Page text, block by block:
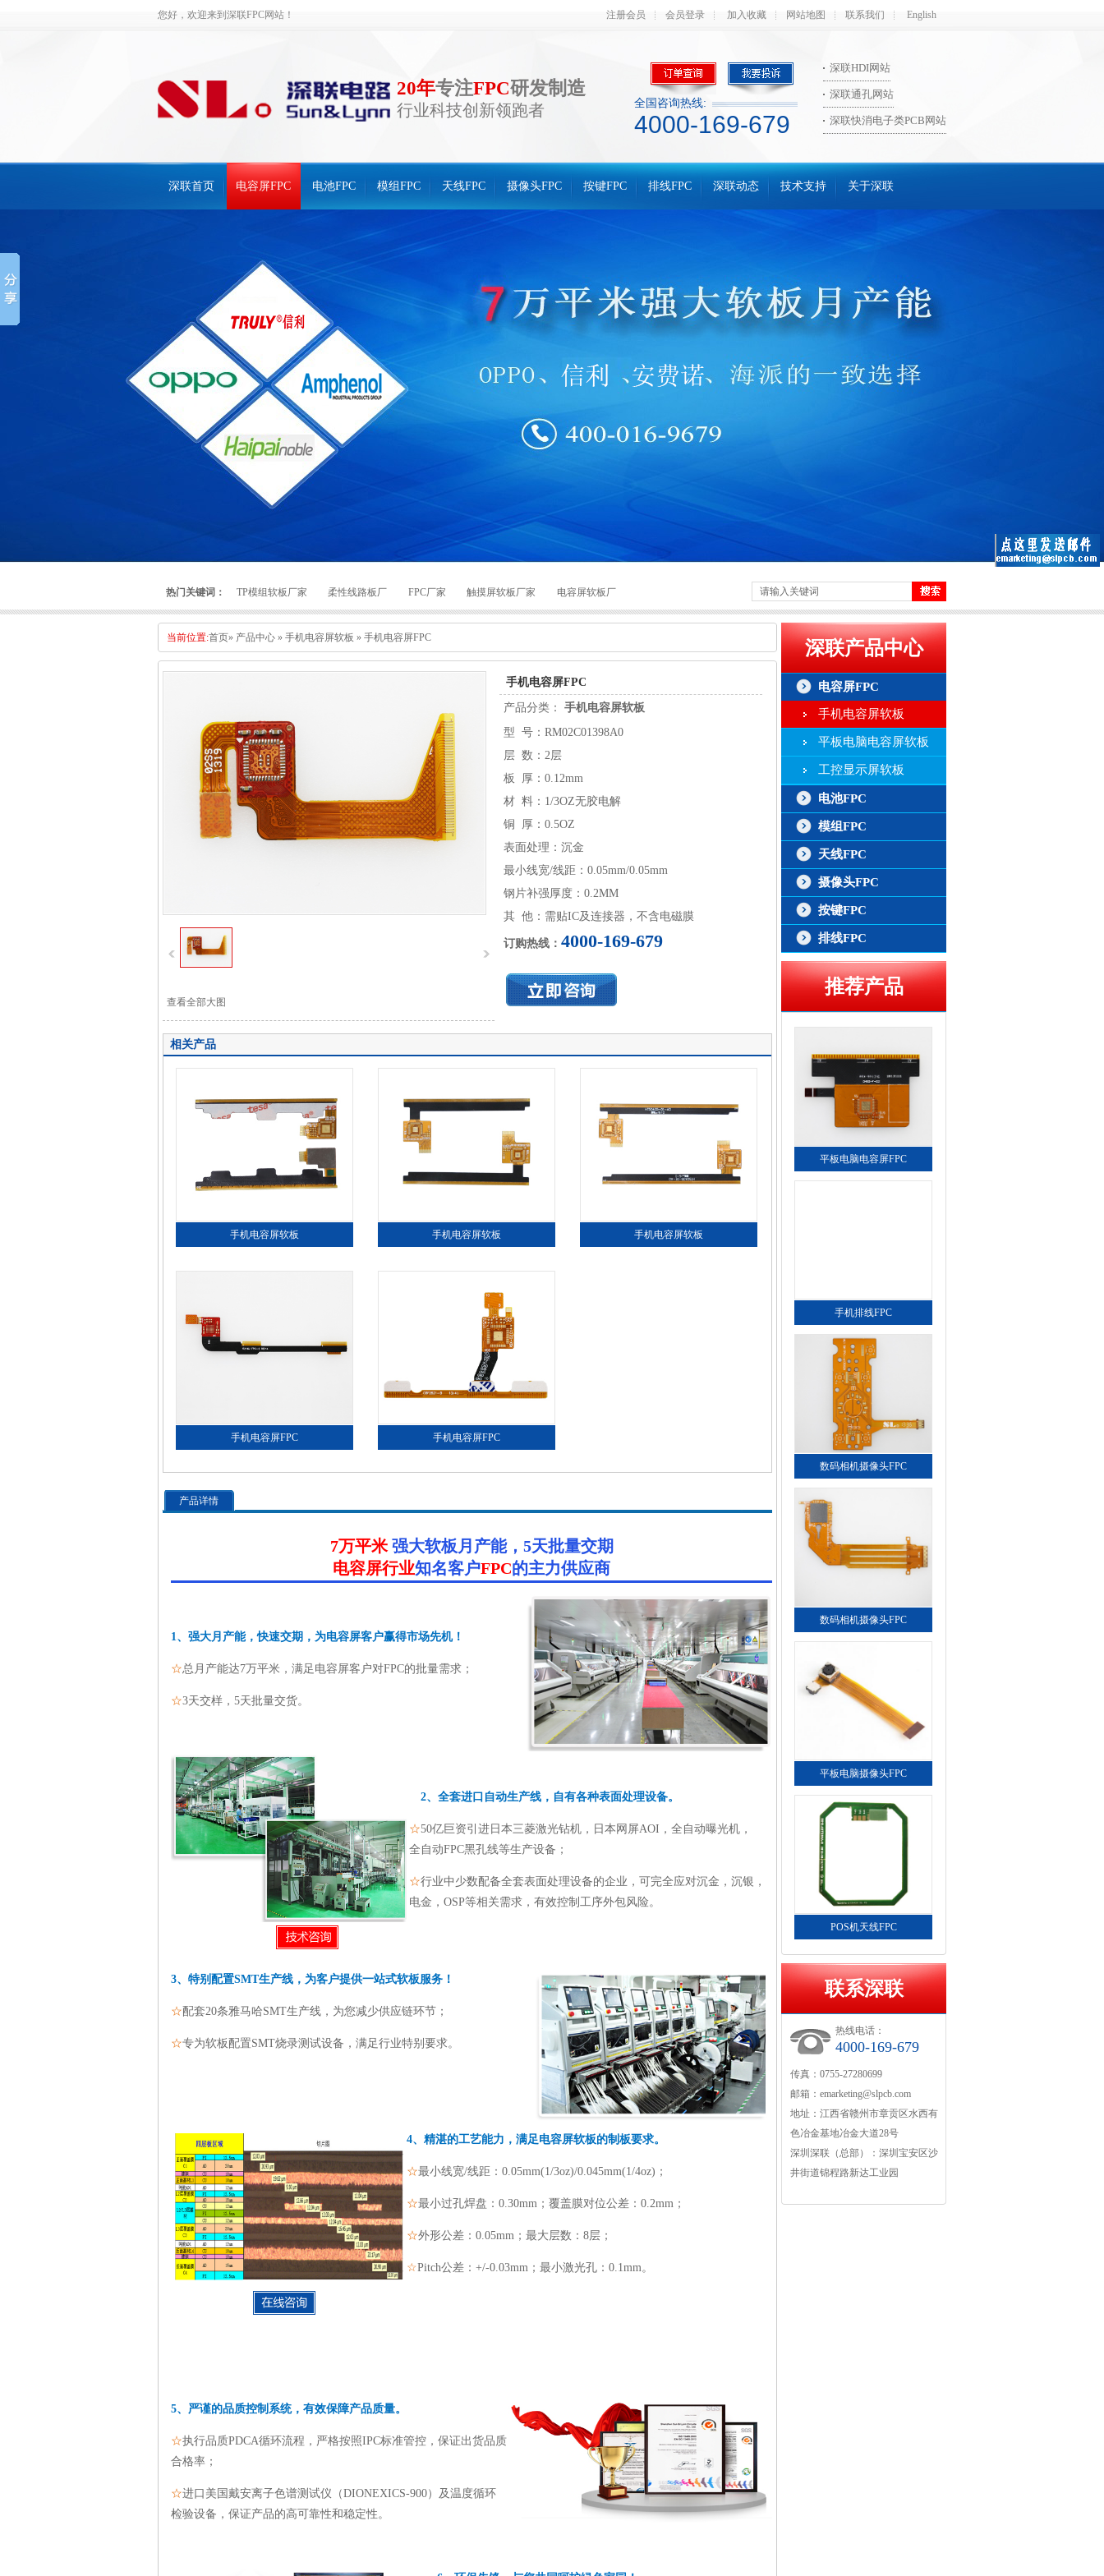
注册会员 会员登录 加入收藏 网站地图 联系我们 English
您好，欢迎来到深联FPC网站！
20年专注FPC研发制造
行业科技创新领跑者 全国咨询热线:
4000-169-679
深联HDI网站
深联通孔网站
深联快消电子类PCB网站
深联首页 电容屏FPC 电池FPC 模组FPC 天线FPC 摄像头FPC 按键FPC 排线FPC 深联动态 技术支持 关于深联
热门关键词： TP模组软板厂家 柔性线路板厂 FPC厂家 触摸屏软板厂家 电容屏软板厂
当前位置:首页» 产品中心 » 手机电容屏软板 » 手机电容屏FPC
查看全部大图
手机电容屏FPC
产品分类： 手机电容屏软板
型 号：RM02C01398A0
层 数：2层
板 厚：0.12mm
材 料：1/3OZ无胶电解
铜 厚：0.5OZ
表面处理：沉金
最小线宽/线距：0.05mm/0.05mm
钢片补强厚度：0.2MM
其 他：需贴IC及连接器，不含电磁膜
订购热线： 4000-169-679
相关产品
手机电容屏软板 手机电容屏软板 手机电容屏软板
手机电容屏FPC 手机电容屏FPC
产品详情
7万平米 强大软板月产能，5天批量交期
电容屏行业知名客户FPC的主力供应商
1、强大月产能，快速交期，为电容屏客户赢得市场先机！
☆总月产能达7万平米，满足电容屏客户对FPC的批量需求；
☆3天交样，5天批量交货。
2、全套进口自动生产线，自有各种表面处理设备。
☆50亿巨资引进日本三菱激光钻机，日本网屏AOI，全自动曝光机，
全自动FPC黑孔线等生产设备；
☆行业中少数配备全套表面处理设备的企业，可完全应对沉金，沉银，
电金，OSP等相关需求，有效控制工序外包风险。
3、特别配置SMT生产线，为客户提供一站式软板服务！
☆配套20条雅马哈SMT生产线，为您减少供应链环节；
☆专为软板配置SMT烧录测试设备，满足行业特别要求。
4、精湛的工艺能力，满足电容屏软板的制板要求。
☆最小线宽/线距：0.05mm(1/3oz)/0.045mm(1/4oz)；
☆最小过孔焊盘：0.30mm；覆盖膜对位公差：0.2mm；
☆外形公差：0.05mm；最大层数：8层；
☆Pitch公差：+/-0.03mm；最小激光孔：0.1mm。
5、严谨的品质控制系统，有效保障产品质量。
☆执行品质PDCA循环流程，严格按照IPC标准管控，保证出货品质
合格率；
☆进口美国戴安离子色谱测试仪（DIONEXICS-900）及温度循环
检验设备，保证产品的高可靠性和稳定性。
深联产品中心
电容屏FPC
手机电容屏软板
平板电脑电容屏软板
工控显示屏软板
电池FPC
模组FPC
天线FPC
摄像头FPC
按键FPC
排线FPC
推荐产品
平板电脑电容屏FPC
手机排线FPC
数码相机摄像头FPC
数码相机摄像头FPC
平板电脑摄像头FPC
POS机天线FPC
联系深联
热线电话：
4000-169-679
传真：0755-27280699
邮箱： emarketing@slpcb.com
地址：江西省赣州市章贡区水西有
色冶金基地冶金大道28号
深圳深联（总部）：深圳宝安区沙
井街道锦程路新达工业园